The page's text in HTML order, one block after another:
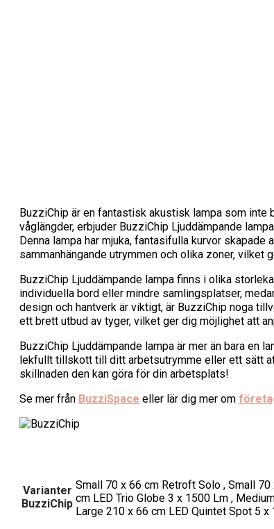
BuzziChip är en fantastisk akustisk lampa som inte
våglängder, erbjuder BuzziChip Ljuddämpande
Denna lampa har mjuka, fantasifulla kurvor
sammanhängande utrymmen och olika zoner,
BuzziChip Ljuddämpande lampa finns i olika
individuella bord eller mindre samlingsplatser,
design och hantverk är viktigt, är BuzziChip noga
ett brett utbud av tyger, vilket ger dig möjlighet att
BuzziChip Ljuddämpande lampa är mer än bara en
lekfullt tillskott till ditt arbetsutrymme eller ett sätt
skillnaden den kan göra för din arbetsplats!
Se mer från BuzziSpace eller lär dig mer om
Varianter
BuzziChip
Small 70 x 66 cm Retroft Solo , Small
cm LED Trio Globe 3 x 1500 Lm ,
Large 210 x 66 cm LED Quintet Spot 5 x